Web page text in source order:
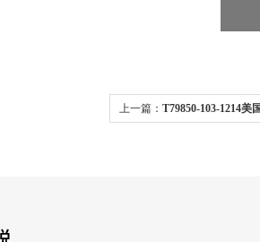
上一篇： T79850-103-1214